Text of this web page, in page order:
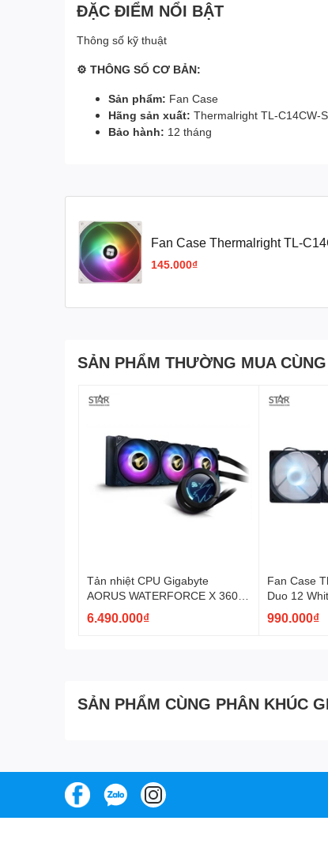
ĐẶC ĐIỂM NỔI BẬT
Thông số kỹ thuật
⚙ THÔNG SỐ CƠ BẢN:
Sản phẩm: Fan Case
Hãng sản xuất: Thermalright TL-C14CW-S
Bảo hành: 12 tháng
Fan Case Thermalright TL-
ARGB, 140mm
145.000₫
SẢN PHẨM THƯỜNG MUA CÙNG
Tản nhiệt CPU Gigabyte
AORUS WATERFORCE X 360
ARGB AiO Cooling
6.490.000₫
Fan Case
Duo 12
PL12SW-A)
990.000₫
SẢN PHẨM CÙNG PHÂN KHÚC